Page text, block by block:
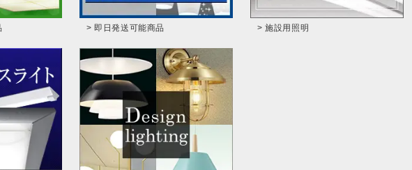
> 即日発送可能商品 > 施設用照明